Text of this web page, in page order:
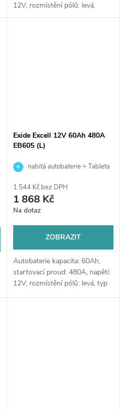
12V, rozmístění pólů: levá,
rozměry: 242 x 175 x 190,
Exide Excell 12V 60Ah 480A
EB605 (L)
nabitá autobaterie + Tableta
výkup staré baterie při doručení
nebo v prodejně Jinočany
1 544 Kč bez DPH
1 868 Kč
Na dotaz
ZOBRAZIT
Autobaterie kapacita: 60Ah,
startovací proud: 480A, napětí:
12V, rozmístění pólů: levá, typ